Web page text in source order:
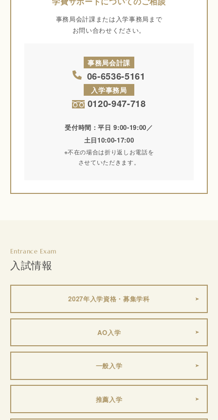
事務局会計課または入学事務局まで
お問い合わせください。
事務局会計課
06-6536-5161
入学事務局
0120-947-718
受付時間：平日 9:00-19:00／
土日10:00-17:00
※不在の場合は折り返しお電話を
させていただきます。
Entrance Exam
入試情報
2027年入学資格・募集学科
AO入学
一般入学
推薦入学